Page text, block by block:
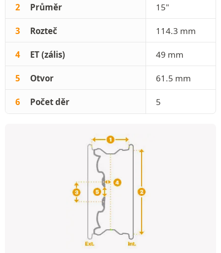
2 Průměr 15"
3 Rozteč 114.3 mm
4 ET (zális) 49 mm
5 Otvor 61.5 mm
6 Počet děr 5